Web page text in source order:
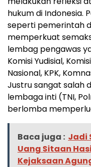
hukum di Indonesia.
seperti pemerintah
memperkuat
lembag pengawas
Komisi Yudisial,
Nasional, KPK,
Justru sangat salah
lembaga inti (TNI,
berlomba
Baca juga : Jadi
Uang Sitaan
Kejaksaan